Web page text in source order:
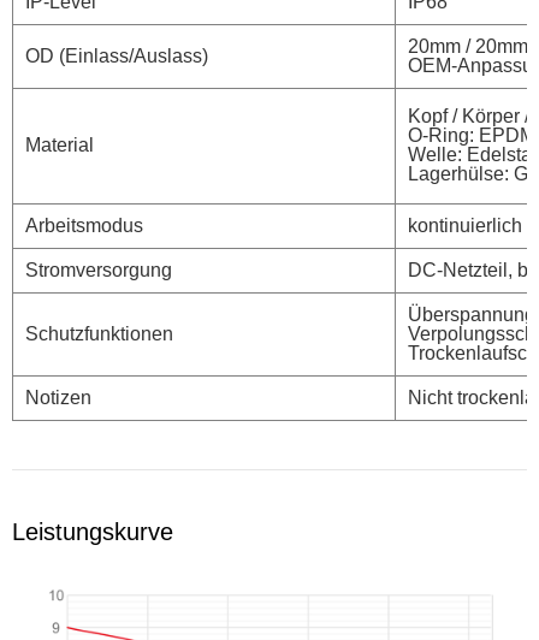
OD (Einlass/Auslass)
20mm / 20mm
OEM-
Material
Kopf / Körper /
O-Ring: EPDM
Welle:
Lagerhülse:
Arbeitsmodus kontinuierlich
Stromversorgung DC-Netzteil,
Schutzfunktionen
Notizen Nicht
Leistungskurve